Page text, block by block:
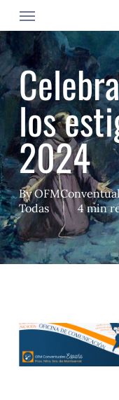
main
content
Menu
los
2024
By
Todas
4 min